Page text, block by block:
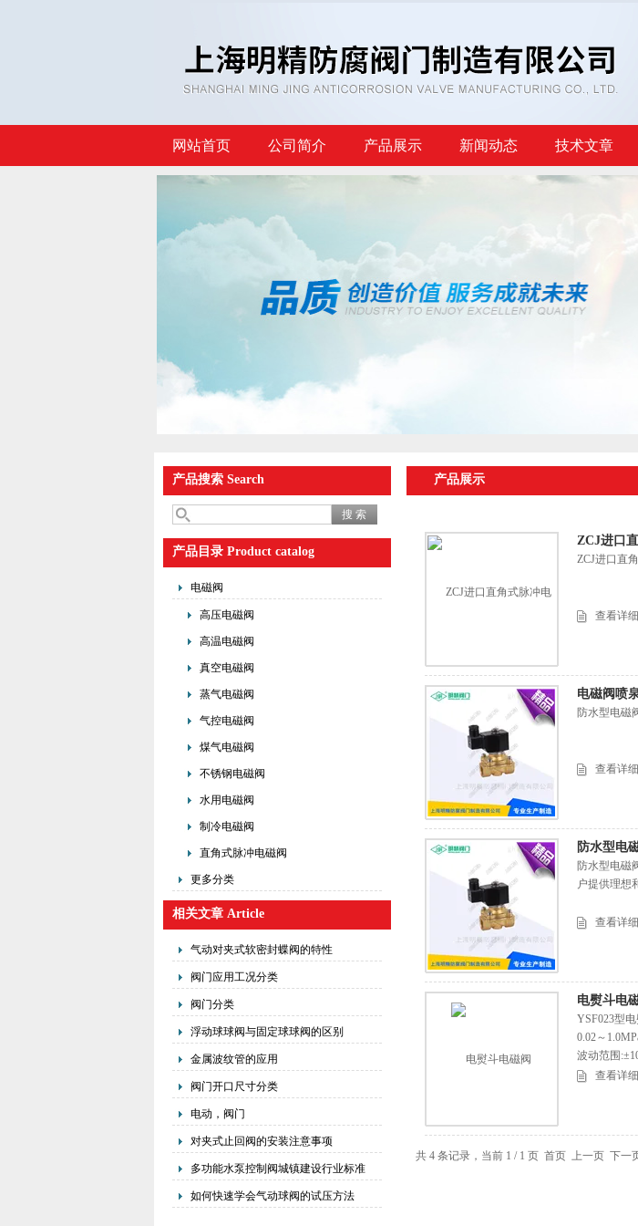
网站首页 公司简介 产品展示 新闻动态 技术文章
产品搜索 Search
产品目录 Product catalog
电磁阀
高压电磁阀
高温电磁阀
真空电磁阀
蒸气电磁阀
气控电磁阀
煤气电磁阀
不锈钢电磁阀
水用电磁阀
制冷电磁阀
直角式脉冲电磁阀
更多分类
相关文章 Article
气动对夹式软密封蝶阀的特性
阀门应用工况分类
阀门分类
浮动球球阀与固定球球阀的区别
金属波纹管的应用
阀门开口尺寸分类
电动，阀门
对夹式止回阀的安装注意事项
多功能水泵控制阀城镇建设行业标准
如何快速学会气动球阀的试压方法
产品展示
ZCJ进口
ZCJ进口直
查看详
电磁阀喷
防水型电磁
查看详
防水型电
防水型电磁
户提供理想
查看详
电熨斗电
YSF023型
0.02～
波动范围
查看详
共 4 条记录，当前 1 / 1 页 首页 上一页 下一